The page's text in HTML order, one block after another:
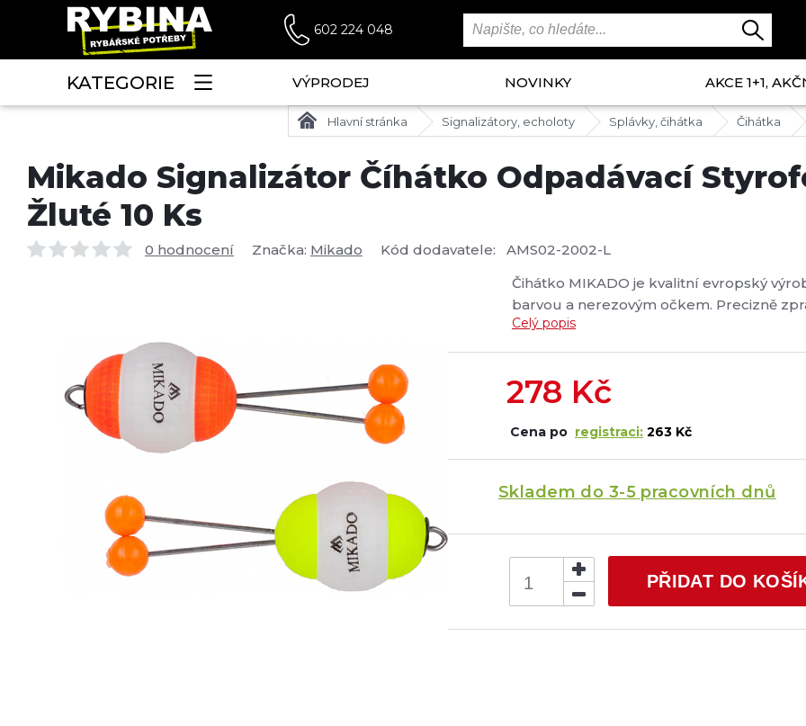
602 224 048
KATEGORIE VÝPRODEJ NOVINKY AKCE 1+1,
Hlavní stránka Signalizátory, echoloty Splávky, čihátka Čihátka
Mikado Signalizátor Číhátko Odpadávací
Žluté 10 Ks
0 hodnocení Značka: Mikado Kód dodavatele: AMS02-2002-L
Čihátko MIKADO je kvalitní evropský
barvou a nerezovým očkem. Precizně
dlouhou životnost....
Celý popis
278 Kč
Cena po registraci: 263 Kč
Skladem do 3-5 pracovních dnů
PŘIDAT DO